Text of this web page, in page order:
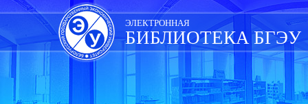
Skip
navigation
ЭЛЕКТРОННАЯ
БИБЛИОТЕКА БГЭУ